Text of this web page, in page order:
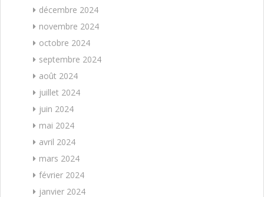
décembre 2024
novembre 2024
octobre 2024
septembre 2024
août 2024
juillet 2024
juin 2024
mai 2024
avril 2024
mars 2024
février 2024
janvier 2024